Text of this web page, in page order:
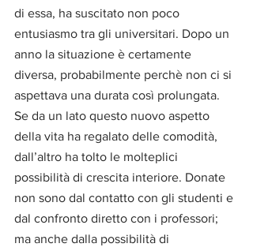
di essa, ha suscitato non poco
entusiasmo tra gli universitari. Dopo un
anno la situazione è certamente
diversa, probabilmente perchè non ci si
aspettava una durata così prolungata.
Se da un lato questo nuovo aspetto
della vita ha regalato delle comodità,
dall’altro ha tolto le molteplici
possibilità di crescita interiore. Donate
non sono dal contatto con gli studenti e
dal confronto diretto con i professori;
ma anche dalla possibilità di